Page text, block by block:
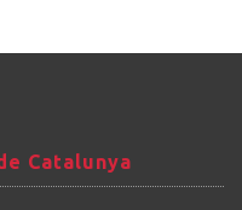
Catalunya